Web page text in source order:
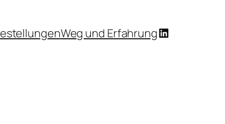
Weg und ErfahrungLinkedIn